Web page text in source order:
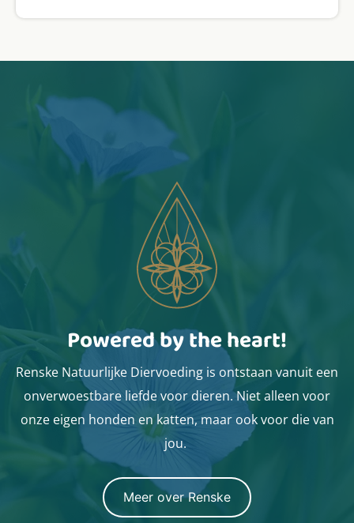
Powered by the heart!
Renske Natuurlijke Diervoeding is ontstaan vanuit een
onverwoestbare liefde voor dieren. Niet alleen voor
onze eigen honden en katten, maar ook voor die van
jou.
Meer over Renske